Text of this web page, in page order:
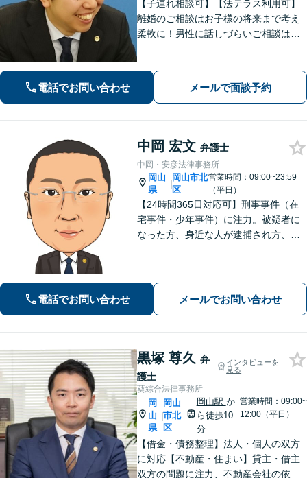
【子連れ相談可】【法テラス利用可】
離婚のご相談はお子様の将来まで考え
柔軟に！男性に話しづらいご相談は女
と連携してきめ細やかに対応【注力分
野初回相談無料】【WEB面談可】
電話でお問い合わせ メールで面談予約
中岡 宏文 弁護士
中岡・安彦法律事務所
岡山
県
|
岡山市北
区
営業時間：09:00~23:59
（平日）
【24時間365日対応可】刑事事件（在
宅事件・少年事件）に注力。被疑者に
なった方、身近な人が逮捕され方、す
電話でお問い合わせ メールでお問い合わせ
黒塚 尊久 弁
護士
インタビューを
見る
葵綜合法律事務所
岡
山
県
|
岡山
市北
区
岡山駅 か
ら徒歩10
分
営業時間：09:00~
12:00（平日）
【借金・債務整理】法人・個人の双方
に対応【不動産・住まい】貸主・借主
双方の問題に注力、不動産会社の依頼